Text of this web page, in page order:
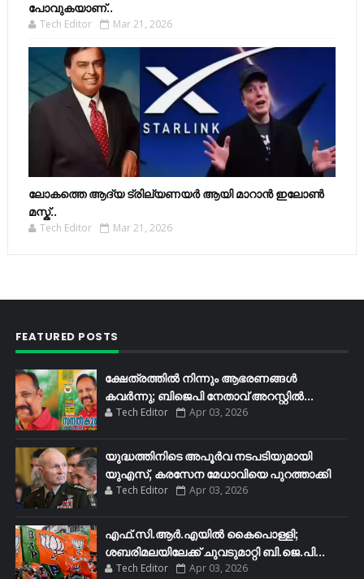
പോവുകയാണ്..
Tech Editor Mar 21, 2026
ലോകത്തെ ആദ്യ ട്രില്യണയർ ആയി മാറാൻ ഇലോൺ
മസ്ക്..
Tech Editor Mar 21, 2026
FEATURED POSTS
ക്ഷേത്രത്തിൽ നിന്നും ആഭരണങ്ങൾ
കവർന്നു; ബിജെപി നേതാവ് അറസ്റ്റിൽ...
Tech Editor Apr 03, 2026
യുദ്ധത്തിനിടെ അപൂർവ നടപടിയുമായി
യുഎസ്, കരസേന മേധാവിയെ പുറത്താക്കി
Tech Editor Apr 03, 2026
എഫ്​.സി.ആർ.എയിൽ കൈപൊള്ളി;
ശബരിമലയിലേക്ക്​ ചുവടുമാറ്റി ബി.ജെ.പി...
Tech Editor Apr 03, 2026